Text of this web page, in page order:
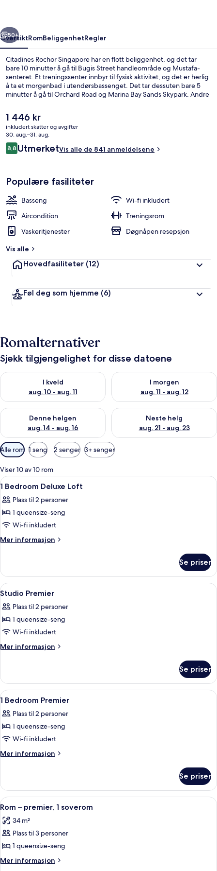
Neste
50+
OversiktRomBeliggenhetRegler
Citadines Rochor Singapore har en flott beliggenhet, og det tar
bare 10 minutter å gå til Bugis Street handleområde og Mustafa-
senteret. Et treningssenter innbyr til fysisk aktivitet, og det er herlig
å ta et morgenbad i utendørsbassenget. Det tar dessuten bare 5
minutter å gå til Orchard Road og Marina Bay Sands Skypark. Andre
minutter å gå til Lille India stasjon og 4 minutter å gå til Rochor MRT-
stasjon.
Den
nåværende
prisen
er
1 446 kr
1 446 kr
inkludert skatter og avgifter
30. aug.–31. aug.
Anmeldelser
8,88,8 av 10 –
UtmerketVis alle de 841 anmeldelsene
Populære fasiliteter
Basseng
Wi-fi inkludert
Aircondition
Treningsrom
Vaskeritjenester
Døgnåpen resepsjon
Vis alle
Hovedfasiliteter (12)
Føl deg som hjemme (6)
Romalternativer
Sjekk tilgjengelighet for disse datoene
I kveld
aug. 10 - aug. 11
Sjekk tilgjengelighet for i kveld, aug. 10 - aug. 11
I morgen
aug. 11 - aug. 12
Sjekk tilgjengelighet for i
Denne helgen
aug. 14 - aug. 16
Sjekk tilgjengelighet for denne helgen, aug. 14 - aug. 16
Neste helg
aug. 21 - aug. 23
Sjekk tilgjengelighet for
Tilgjengelige
filtre
for
rom
Alle rom 1 seng 2 senger 3+ senger
Viser 10 av 10 rom
Åpne
alle
bildene
av
1
Bedroom
Safe på rommet, lydisolert,
8
1 Bedroom Deluxe Loft
Plass til 2 personer
1 queensize-seng
Wi-fi inkludert
Mer informasjon
Mer
Bedroom
Deluxe
Loft
Se priser
Åpne
alle
bildene
av
Studio
Premier
Safe på rommet, lydisolert,
10
Studio Premier
Plass til 2 personer
1 queensize-seng
Wi-fi inkludert
Mer informasjon
Mer
Premier
Se priser
Åpne
alle
bildene
av
1
Bedroom
Safe på rommet, lydisolert,
8
1 Bedroom Premier
Plass til 2 personer
1 queensize-seng
Wi-fi inkludert
Mer informasjon
Mer
Bedroom
Premier
Se priser
Åpne
alle
bildene
av
Rom
–
Safe på rommet, lydisolert,
5
Rom – premier, 1 soverom
34 m²
Plass til 3 personer
1 queensize-seng
Mer informasjon
Mer